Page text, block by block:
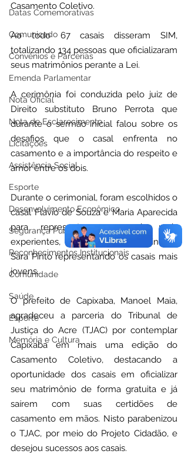
Datas Comemorativas
Comunicado
Convênios e Parcerias
Emenda Parlamentar
Nota Oficial
Nota de Esclarecimento
Licitações
Assistência Social
Esporte
Desenvolvimento Econômico
Segurança Pública
Reconhecimentos Institucionais
Comunidade
Saúde
Esporte
Memória e Cultura
Casamento Coletivo.
Ao todo 67 casais disseram SIM,
totalizando 134 pessoas que oficializaram
seus matrimônios perante a Lei.
A cerimônia foi conduzida pelo juiz de
Direito substituto Bruno Perrota que
durante o sermão inicial falou sobre os
desafios que o casal enfrenta no
casamento e a importância do respeito e
amor entre os dois.
Durante o cerimonial, foram escolhidos o
casal Flávio de Souza e Maria Aparecida
para representar os casais mais
experientes, e o casal Gabriel Pinto e
Sara Pinto representando os casais mais
jovens.
O prefeito de Capixaba, Manoel Maia,
agradeceu a parceria do Tribunal de
Justiça do Acre (TJAC) por contemplar
Capixaba em mais uma edição do
Casamento Coletivo, destacando a
oportunidade dos casais em oficializar
seu matrimônio de forma gratuita e já
saírem com suas certidões de
casamento em mãos. Nisto parabenizou
o TJAC, por meio do Projeto Cidadão, e
desejou sucessos aos casais.